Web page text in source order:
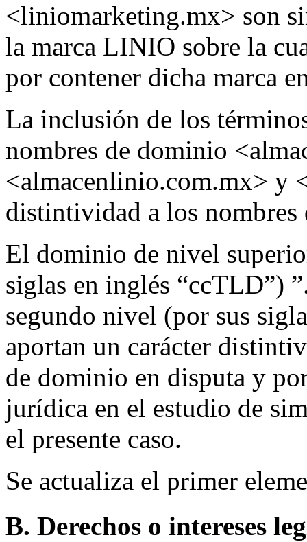
<liniomarketing.mx> son
la marca LINIO sobre la
por contener dicha marca
La inclusión de los
nombres de dominio
<almacenlinio.com.mx> y
distintividad a los
El dominio de nivel
siglas en inglés “ccTLD”)
segundo nivel (por sus
aportan un carácter
de dominio en disputa y
jurídica en el estudio de
el presente caso.
Se actualiza el primer
B. Derechos o intereses